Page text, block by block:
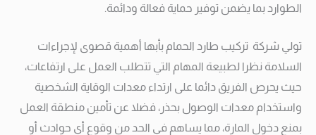
الطوارد بما يضمن توفير حماية فعالة ودائمة.
تولي شركة تركيب طارد الحمام بأبها أهمية قصوى لإجراءات
السلامة نظرا لطبيعة المهام التي تتطلب العمل على ارتفاعات،
حيث يحرص الفريق دائما على ارتداء معدات الوقاية الشخصية
واستخدام معدات الوصول بحذر، فضلا عن تأمين منطقة العمل
بمنع دخول المارة، مما يساهم في الحد من وقوع أي حوادث أو